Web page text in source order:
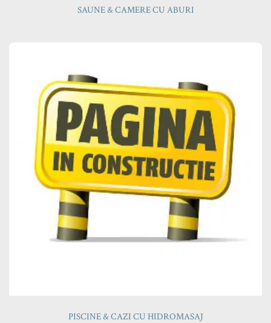
SAUNE & CAMERE CU ABURI
PISCINE & CAZI CU HIDROMASAJ